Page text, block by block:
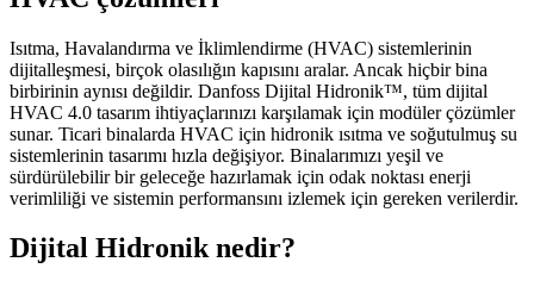
Isıtma, Havalandırma ve İklimlendirme (HVAC) sistemlerinin
dijitalleşmesi, birçok olasılığın kapısını aralar. Ancak hiçbir bina
birbirinin aynısı değildir. Danfoss Dijital Hidronik™, tüm dijital
HVAC 4.0 tasarım ihtiyaçlarınızı karşılamak için modüler çözümler
sunar. Ticari binalarda HVAC için hidronik ısıtma ve soğutulmuş su
sistemlerinin tasarımı hızla değişiyor. Binalarımızı yeşil ve
sürdürülebilir bir geleceğe hazırlamak için odak noktası enerji
verimliliği ve sistemin performansını izlemek için gereken verilerdir.
Dijital Hidronik nedir?